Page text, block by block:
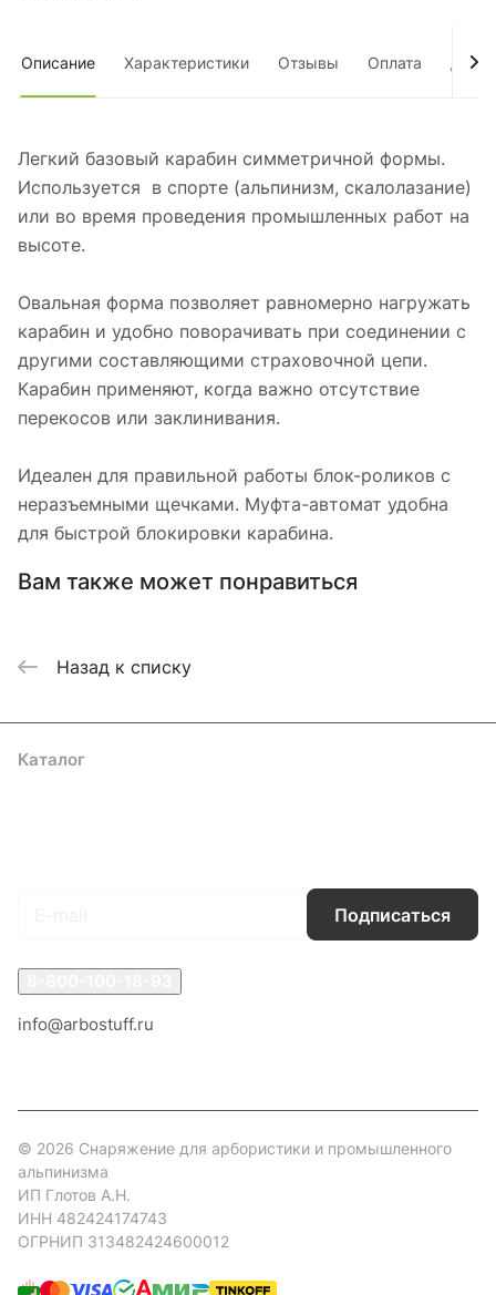
Описание Характеристики Отзывы Оплата
Легкий базовый карабин симметричной формы.
Используется в спорте (альпинизм, скалолазание)
или во время проведения промышленных работ на
высоте.
Овальная форма позволяет равномерно нагружать
карабин и удобно поворачивать при соединении с
другими составляющими страховочной цепи.
Карабин применяют, когда важно отсутствие
перекосов или заклинивания.
Идеален для правильной работы блок-роликов с
неразъемными щечками. Муфта-автомат удобна
для быстрой блокировки карабина.
Вам также может понравиться
Назад к списку
Каталог
Подписаться
info@arbostuff.ru
© 2026 Снаряжение для арбористики и промышленного
альпинизма
ИП Глотов А.Н.
ИНН 482424174743
ОГРНИП 313482424600012